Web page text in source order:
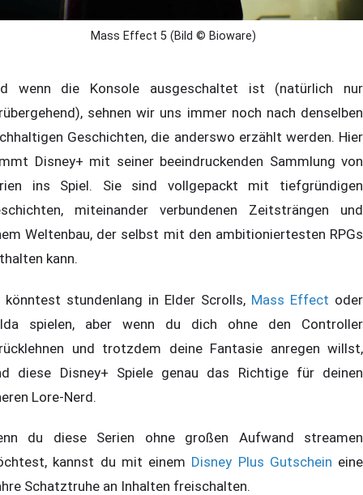
Mass Effect 5 (Bild © Bioware)
wenn die Konsole ausgeschaltet ist (natürlich nur
sehnen wir uns immer noch nach denselben
Geschichten, die anderswo erzählt werden. Hier
Disney+ mit seiner beeindruckenden Sammlung von
ins Spiel. Sie sind vollgepackt mit tiefgründigen
miteinander verbundenen Zeitsträngen und
Weltenbau, der selbst mit den ambitioniertesten RPGs
kann.
könntest stundenlang in Elder Scrolls, Mass Effect oder
spielen, aber wenn du dich ohne den Controller
und trotzdem deine Fantasie anregen willst,
diese Disney+ Spiele genau das Richtige für deinen
Lore-Nerd.
du diese Serien ohne großen Aufwand streamen
kannst du mit einem Disney Plus Gutschein eine
Schatztruhe an Inhalten freischalten.